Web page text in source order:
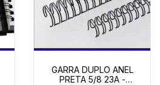
GARRA DUPLO ANEL
PRETA 5/8 23A -